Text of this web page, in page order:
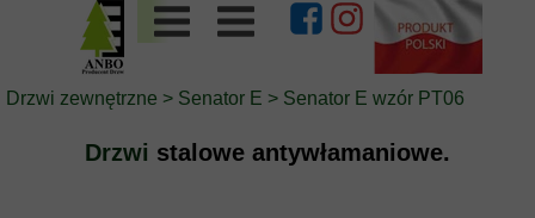
Drzwi zewnętrzne > Senator E > Senator E wzór PT06
Drzwi stalowe antywłamaniowe.